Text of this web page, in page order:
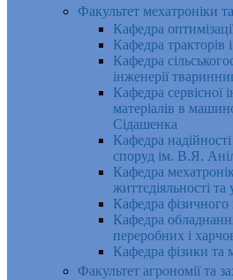
Факультет мехатроніки
Кафедра
Кафедра тракторів
Кафедра
інженерії
Кафедра cервісної
матеріалів в
Сідашенка
Кафедра
споруд ім. В.Я.
Кафедра
життєдіяльності
Кафедра фізичного
Кафедра
переробних і
Кафедра фізики та
Факультет агрономії та